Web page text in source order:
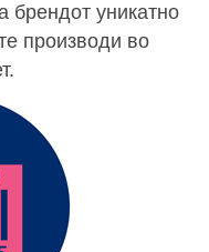
брендот уникатно
производи во